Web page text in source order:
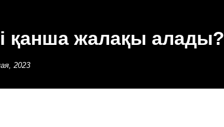
қанша жалақы алады?
2023